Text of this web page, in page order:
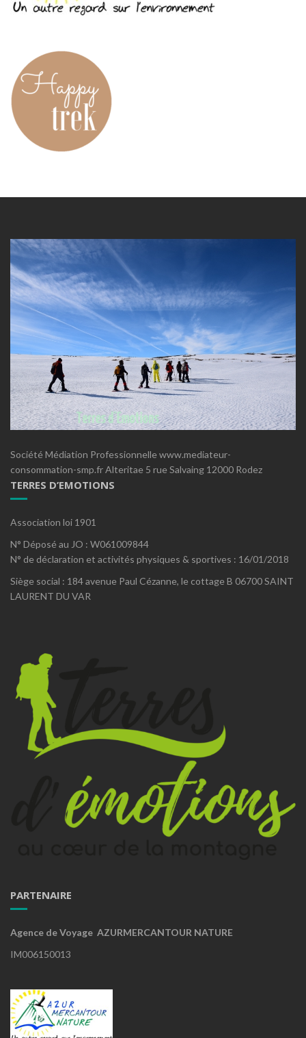
Société Médiation Professionnelle www.mediateur-
consommation-smp.fr Alteritae 5 rue Salvaing 12000 Rodez
TERRES D’EMOTIONS
Association loi 1901
N° Déposé au JO : W061009844
N° de déclaration et activités physiques & sportives : 16/01/2018
Siège social : 184 avenue Paul Cézanne, le cottage B 06700 SAINT
LAURENT DU VAR
PARTENAIRE
Agence de Voyage AZURMERCANTOUR NATURE
IM006150013